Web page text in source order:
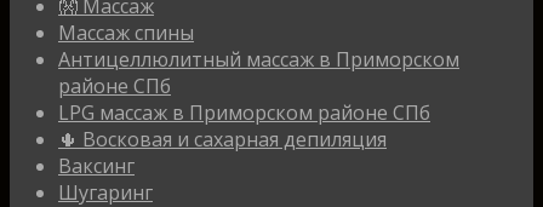
👐 Массаж
Массаж спины
Антицеллюлитный массаж в Приморском
районе СПб
LPG массаж в Приморском районе СПб
🌵 Восковая и сахарная депиляция
Ваксинг
Шугаринг